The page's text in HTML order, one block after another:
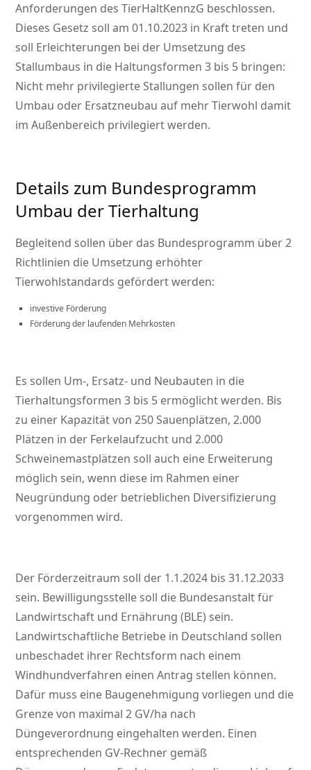
Anforderungen des TierHaltKennzG beschlossen.
Dieses Gesetz soll am 01.10.2023 in Kraft treten und
soll Erleichterungen bei der Umsetzung des
Stallumbaus in die Haltungsformen 3 bis 5 bringen:
Nicht mehr privilegierte Stallungen sollen für den
Umbau oder Ersatzneubau auf mehr Tierwohl damit
im Außenbereich privilegiert werden.
Details zum Bundesprogramm
Umbau der Tierhaltung
Begleitend sollen über das Bundesprogramm über 2
Richtlinien die Umsetzung erhöhter
Tierwohlstandards gefördert werden:
investive Förderung
Förderung der laufenden Mehrkosten
Es sollen Um-, Ersatz- und Neubauten in die
Tierhaltungsformen 3 bis 5 ermöglicht werden. Bis
zu einer Kapazität von 250 Sauenplätzen, 2.000
Plätzen in der Ferkelaufzucht und 2.000
Schweinemastplätzen soll auch eine Erweiterung
möglich sein, wenn diese im Rahmen einer
Neugründung oder betrieblichen Diversifizierung
vorgenommen wird.
Der Förderzeitraum soll der 1.1.2024 bis 31.12.2033
sein. Bewilligungsstelle soll die Bundesanstalt für
Landwirtschaft und Ernährung (BLE) sein.
Landwirtschaftliche Betriebe in Deutschland sollen
unbeschadet ihrer Rechtsform nach einem
Windhundverfahren einen Antrag stellen können.
Dafür muss eine Baugenehmigung vorliegen und die
Grenze von maximal 2 GV/ha nach
Düngeverordnung eingehalten werden. Einen
entsprechenden GV-Rechner gemäß